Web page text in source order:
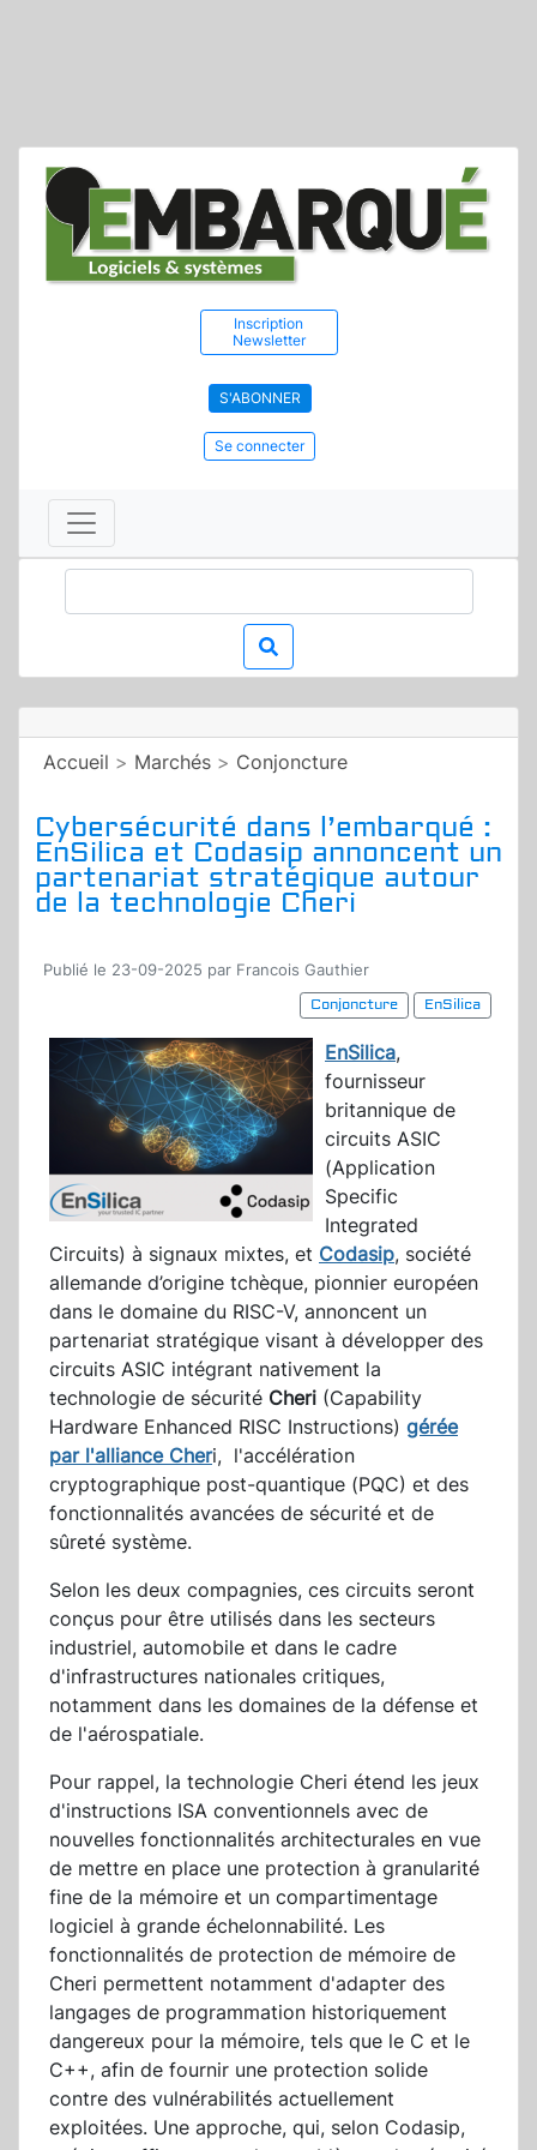
Inscription
Newsletter
S'ABONNER
Se connecter
Accueil > Marchés > Conjoncture
Cybersécurité dans l’embarqué :
EnSilica et Codasip annoncent un
partenariat stratégique autour
de la technologie Cheri
Publié le 23-09-2025 par Francois Gauthier
Conjoncture
EnSilica
EnSilica,
fournisseur
britannique de
circuits ASIC
(Application
Specific
Integrated
Circuits) à signaux mixtes, et Codasip, société
allemande d’origine tchèque, pionnier européen
dans le domaine du RISC-V, annoncent un
partenariat stratégique visant à développer des
circuits ASIC intégrant nativement la
technologie de sécurité Cheri (Capability
Hardware Enhanced RISC Instructions) gérée
par l'alliance Cheri, l'accélération
cryptographique post-quantique (PQC) et des
fonctionnalités avancées de sécurité et de
sûreté système.
Selon les deux compagnies, ces circuits seront
conçus pour être utilisés dans les secteurs
industriel, automobile et dans le cadre
d'infrastructures nationales critiques,
notamment dans les domaines de la défense et
de l'aérospatiale.
Pour rappel, la technologie Cheri étend les jeux
d'instructions ISA conventionnels avec de
nouvelles fonctionnalités architecturales en vue
de mettre en place une protection à granularité
fine de la mémoire et un compartimentage
logiciel à grande échelonnabilité. Les
fonctionnalités de protection de mémoire de
Cheri permettent notamment d'adapter des
langages de programmation historiquement
dangereux pour la mémoire, tels que le C et le
C++, afin de fournir une protection solide
contre des vulnérabilités actuellement
exploitées. Une approche, qui, selon Codasip,